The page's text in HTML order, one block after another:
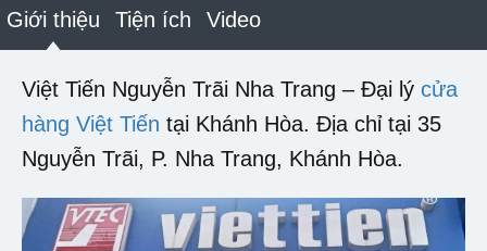
Giới thiệu Tiện ích Video
Việt Tiến Nguyễn Trãi Nha Trang – Đại lý cửa
hàng Việt Tiến tại Khánh Hòa. Địa chỉ tại 35
Nguyễn Trãi, P. Nha Trang, Khánh Hòa.